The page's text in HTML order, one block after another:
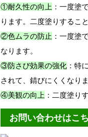
①耐久性の向上 ：一度塗
ります。二度塗りするこ
②色ムラの防止 ：一度塗
なります。
③防さび効果の強化：特
されて、錆びにくくなりま
④美観の向上 ：二度塗り
お問い合わせはこ